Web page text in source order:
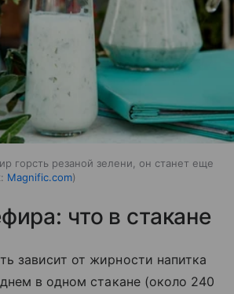
горсть резаной зелени, он станет еще
Magnific.com
что в стакане
зависит от жирности напитка
в одном стакане (около 240